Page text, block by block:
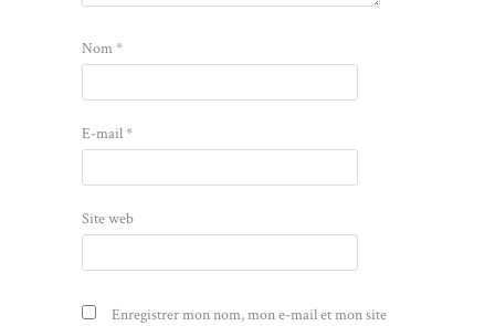
Nom*
E-mail*
Site web
Enregistrer mon nom, mon e-mail et mon site